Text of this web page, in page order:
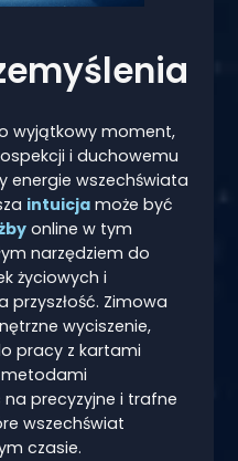
wyjątkowy moment,
i duchowemu
energie wszechświata
intuicjamoże być
online w tym
narzędziem do
życiowych i
przyszłość. Zimowa
wyciszenie,
pracy z kartami
precyzyjne i trafne
wszechświat
czasie.